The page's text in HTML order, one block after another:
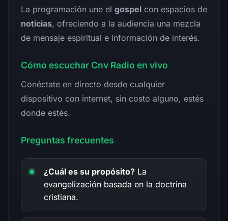
La programación une el gospel con espacios de
noticias, ofreciendo a la audiencia una mezcla
de mensaje espiritual e información de interés.
Cómo escuchar Cnv Radio en vivo
Conéctate en directo desde cualquier
dispositivo con internet, sin costo alguno, estés
donde estés.
Preguntas frecuentes
¿Cuál es su propósito? La
evangelización basada en la doctrina
cristiana.